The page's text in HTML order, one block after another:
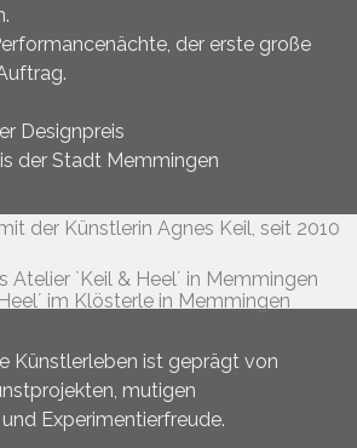
der erste große
Designpreis
der Stadt Memmingen
Künstlerleben ist geprägt von
mutigen
Experimentierfreude.